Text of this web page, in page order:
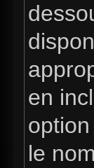
en
le